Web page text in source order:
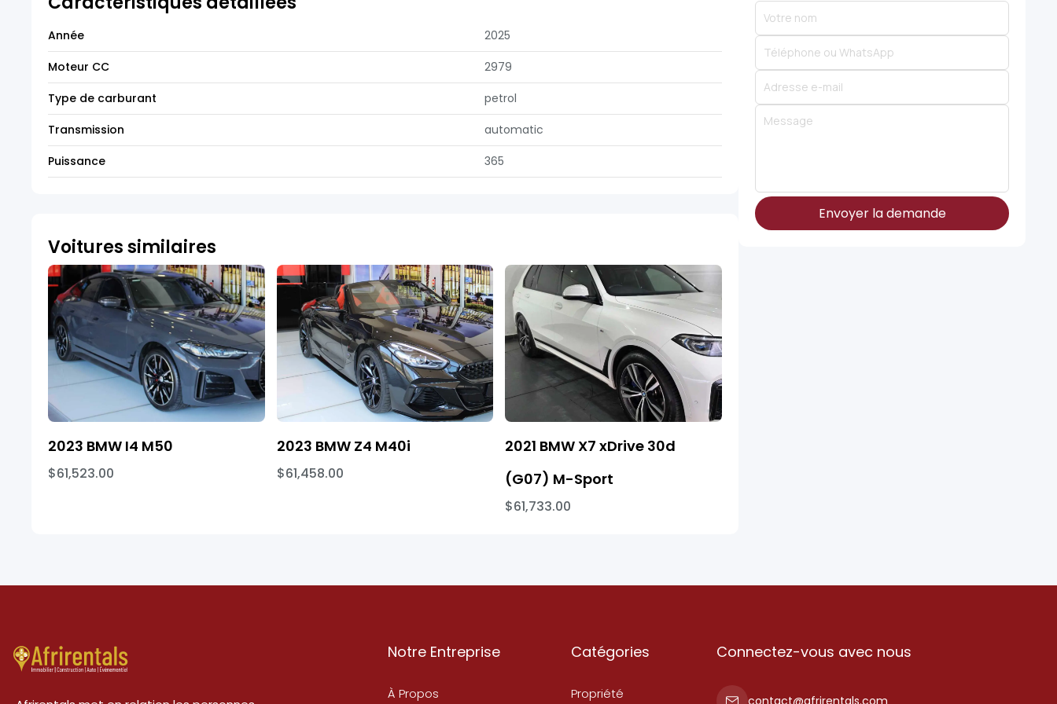
Année
2025
Moteur CC
2979
Type de carburant
petrol
Transmission
automatic
Puissance
365
Voitures similaires
2023 BMW I4 M50
$61,523.00
2023 BMW Z4 M40i
$61,458.00
2021 BMW X7 xDrive 30d
(G07) M-Sport
$61,733.00
Envoyer la demande
Notre Entreprise
À Propos
Catégories
Propriété
Connectez-vous avec nous
contact@afrirentals.com